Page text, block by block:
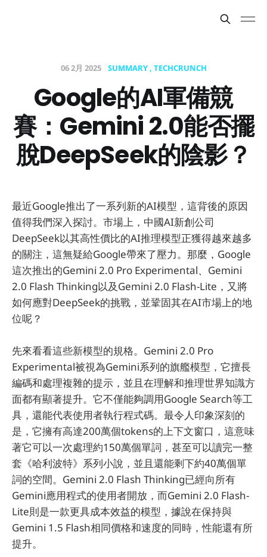
06 2月 2025 SUMMARY TECHCRUNCH
Google的AI軍備競
賽：Gemini 2.0能否擺
脫DeepSeek的陰影？
最近Google推出了一系列新的AI模型，這背後的原因
值得我們深入探討。市場上，中國AI新創公司
DeepSeek以其高性價比的AI推理模型正獲得越來越多
的關注，這無疑給Google帶來了壓力。那麼，Google
這次推出的Gemini 2.0 Pro Experimental、Gemini
2.0 Flash Thinking以及Gemini 2.0 Flash-Lite，又將
如何應對DeepSeek的挑戰，並鞏固其在AI市場上的地
位呢？
先來看看這些新模型的規格。Gemini 2.0 Pro
Experimental被視為Gemini系列的旗艦模型，它擅長
編碼和處理複雜的提示，並且在理解和推理世界知識方
面都有顯著提升。它不僅能夠調用Google Search等工
具，還能代表使用者執行程式碼。最令人印象深刻的
是，它擁有高達200萬個tokens的上下文窗口，這意味
著它可以一次處理約150萬個單詞，甚至可以讀完一整
套《哈利波特》系列小說，並且還能剩下約40萬個單
詞的空間。Gemini 2.0 Flash Thinking已經向所有
Gemini應用程式的使用者開放，而Gemini 2.0 Flash-
Lite則是一款更具成本效益的模型，據說在保持與
Gemini 1.5 Flash相同價格和速度的同時，性能還有所
提升。